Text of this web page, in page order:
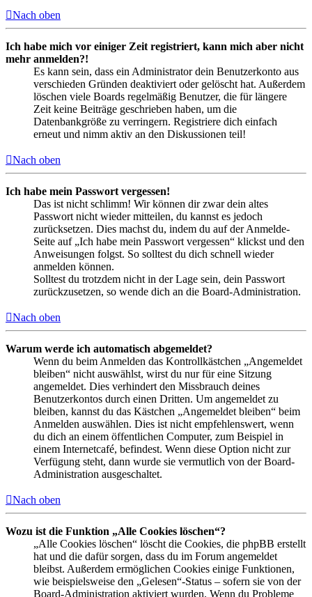
Nach oben
Ich habe mich vor einiger Zeit registriert, kann mich aber nicht
mehr anmelden?!
Es kann sein, dass ein Administrator dein Benutzerkonto aus
verschieden Gründen deaktiviert oder gelöscht hat. Außerdem
löschen viele Boards regelmäßig Benutzer, die für längere
Zeit keine Beiträge geschrieben haben, um die
Datenbankgröße zu verringern. Registriere dich einfach
erneut und nimm aktiv an den Diskussionen teil!
Nach oben
Ich habe mein Passwort vergessen!
Das ist nicht schlimm! Wir können dir zwar dein altes
Passwort nicht wieder mitteilen, du kannst es jedoch
zurücksetzen. Dies machst du, indem du auf der Anmelde-
Seite auf „Ich habe mein Passwort vergessen“ klickst und den
Anweisungen folgst. So solltest du dich schnell wieder
anmelden können.
Solltest du trotzdem nicht in der Lage sein, dein Passwort
zurückzusetzen, so wende dich an die Board-Administration.
Nach oben
Warum werde ich automatisch abgemeldet?
Wenn du beim Anmelden das Kontrollkästchen „Angemeldet
bleiben“ nicht auswählst, wirst du nur für eine Sitzung
angemeldet. Dies verhindert den Missbrauch deines
Benutzerkontos durch einen Dritten. Um angemeldet zu
bleiben, kannst du das Kästchen „Angemeldet bleiben“ beim
Anmelden auswählen. Dies ist nicht empfehlenswert, wenn
du dich an einem öffentlichen Computer, zum Beispiel in
einem Internetcafé, befindest. Wenn diese Option nicht zur
Verfügung steht, dann wurde sie vermutlich von der Board-
Administration ausgeschaltet.
Nach oben
Wozu ist die Funktion „Alle Cookies löschen“?
„Alle Cookies löschen“ löscht die Cookies, die phpBB erstellt
hat und die dafür sorgen, dass du im Forum angemeldet
bleibst. Außerdem ermöglichen Cookies einige Funktionen,
wie beispielsweise den „Gelesen“-Status – sofern sie von der
Board-Administration aktiviert wurden. Wenn du Probleme